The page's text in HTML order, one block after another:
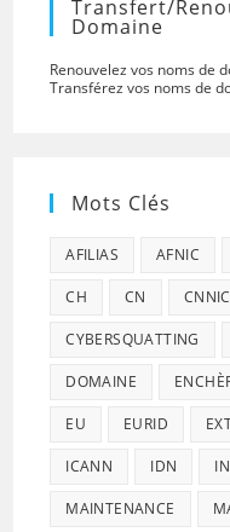
Transfert/
Domaine
Renouvelez vos noms de
Transférez vos noms de
Mots Clés
AFILIAS AFNIC
CH CN CNNIC
CYBERSQUATTING
DOMAINE
EU EURID
ICANN IDN
MAINTENANCE